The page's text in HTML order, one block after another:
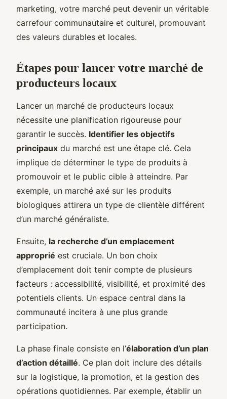
marketing, votre marché peut devenir un véritable
carrefour communautaire et culturel, promouvant
des valeurs durables et locales.
Étapes pour lancer votre marché de
producteurs locaux
Lancer un marché de producteurs locaux
nécessite une planification rigoureuse pour
garantir le succès. Identifier les objectifs
principaux du marché est une étape clé. Cela
implique de déterminer le type de produits à
promouvoir et le public cible à atteindre. Par
exemple, un marché axé sur les produits
biologiques attirera un type de clientèle différent
d’un marché généraliste.
Ensuite, la recherche d’un emplacement
approprié est cruciale. Un bon choix
d’emplacement doit tenir compte de plusieurs
facteurs : accessibilité, visibilité, et proximité des
potentiels clients. Un espace central dans la
communauté incitera à une plus grande
participation.
La phase finale consiste en l’élaboration d’un plan
d’action détaillé. Ce plan doit inclure des détails
sur la logistique, la promotion, et la gestion des
opérations quotidiennes. Par exemple, établir un